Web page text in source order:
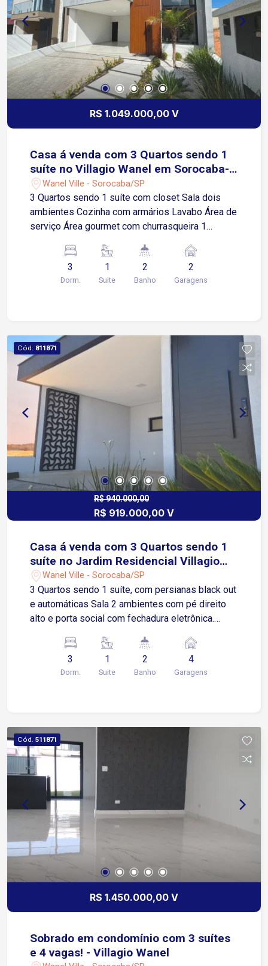
murada Condomínio fechado Permitido animais
Portão eletrônico Segurança 24h
R$ 1.049.000,00 V
Casa á venda com 3 Quartos sendo 1
suíte no Villagio Wanel em Sorocaba-
SPWanel Ville - Sorocaba/SP
3 Quartos sendo 1 suíte com closet Sala dois
ambientes Cozinha com armários Lavabo Área de
serviço Área gourmet com churrasqueira 1
Parquinho infantil Quadra Society Quadra de vôlei
Salão de festas Espaço pet Mercadinho
jantar, balcão da cozinha e suíte. Todos os
móveis e objetos que estão na casa ficam na
casa.
3
Dorm.
1
Suite
2
Banho
2
Garagens
Cód. 811871
R$ 940.000,00
R$ 919.000,00 V
Casa á venda com 3 Quartos sendo 1
suíte no Jardim Residencial Villagio
Wanel em Sorocaba-SP
Wanel Ville - Sorocaba/SP
3 Quartos sendo 1 suíte, com persianas black out
e automáticas Sala 2 ambientes com pé direito
alto e porta social com fechadura eletrônica.
Banheiro social com box e espelhos. Lavanderia
Quintal aberto com jardim integrado Área gourmet
com churrasqueira e pia. 4 Vagas de garagens
Mercadinho Localização: Próximo á
supermercados, farmácia, academias,
restaurantes e serviços em geral.
3
Dorm.
1
Suite
2
Banho
4
Garagens
Cód. 511871
R$ 1.450.000,00 V
Sobrado em condomínio com 3 suítes
e 4 vagas! - Villagio Wanel